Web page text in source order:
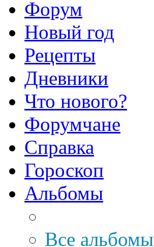
Форум
Новый год
Рецепты
Дневники
Что нового?
Форумчане
Справка
Гороскоп
Альбомы
Все альбомы